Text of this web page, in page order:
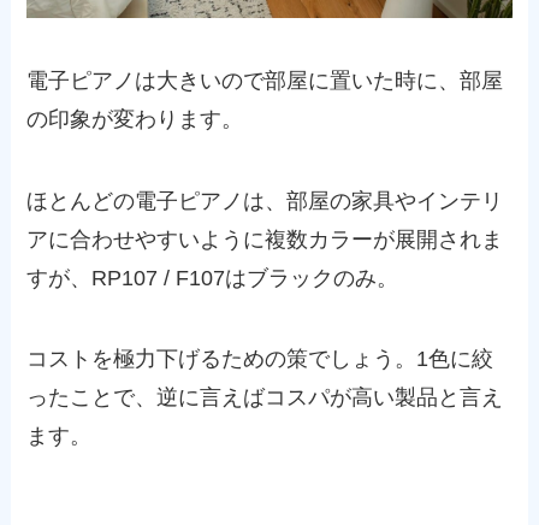
電子ピアノは大きいので部屋に置いた時に、部屋
の印象が変わります。
ほとんどの電子ピアノは、部屋の家具やインテリ
アに合わせやすいように複数カラーが展開されま
すが、RP107 / F107はブラックのみ。
コストを極力下げるための策でしょう。1色に絞
ったことで、逆に言えばコスパが高い製品と言え
ます。